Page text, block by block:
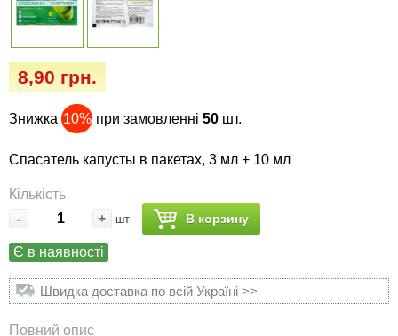
8,90 грн.
Знижка 10% при замовленні50 шт.
Спасатель капусты в пакетах, 3 мл + 10 мл
Кількість
- + шт В корзину
Є в наявності
Швидка доставка по всій Україні >>
Повний опис
Семена перца
Семена петрушки
Семена пряных трав
Семена редьки
Удобрения «Сударушка», «Рязаночка»
Удобрения «Чистый лист» кристаллические
100 г
Удобрения «Чистый лист» кристаллические
300 г
Удобрения «Чистый лист» в палочках
Удобрения «Чистый лист» Успех
Опрыскиватели
Горшки для цветов, кашпо
Перчатки
Средства защиты от колорадского жука
клопов, блох, домашних и садовых муравьев